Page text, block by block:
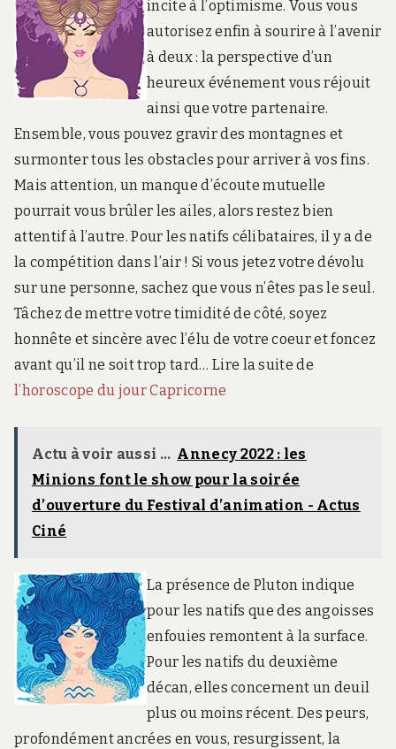
incite à l’optimisme. Vous vous
autorisez enfin à sourire à l’avenir
à deux : la perspective d’un
heureux événement vous réjouit
ainsi que votre partenaire.
Ensemble, vous pouvez gravir des montagnes et
surmonter tous les obstacles pour arriver à vos fins.
Mais attention, un manque d’écoute mutuelle
pourrait vous brûler les ailes, alors restez bien
attentif à l’autre. Pour les natifs célibataires, il y a de
la compétition dans l’air ! Si vous jetez votre dévolu
sur une personne, sachez que vous n’êtes pas le seul.
Tâchez de mettre votre timidité de côté, soyez
honnête et sincère avec l’élu de votre coeur et foncez
avant qu’il ne soit trop tard… Lire la suite de
l’horoscope du jour Capricorne
Actu à voir aussi ... Annecy 2022 : les
Minions font le show pour la soirée
d’ouverture du Festival d’animation - Actus
Ciné
La présence de Pluton indique
pour les natifs que des angoisses
enfouies remontent à la surface.
Pour les natifs du deuxième
décan, elles concernent un deuil
plus ou moins récent. Des peurs,
profondément ancrées en vous, resurgissent, la